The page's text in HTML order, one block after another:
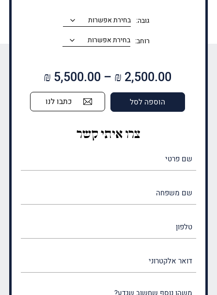
גובה:
רוחב:
₪ 2,500.00
–
₪ 5,500.00
מחירים:
הוספה לסל כתבו לנו
צרו איתי קשר
(חובה)
(חובה)